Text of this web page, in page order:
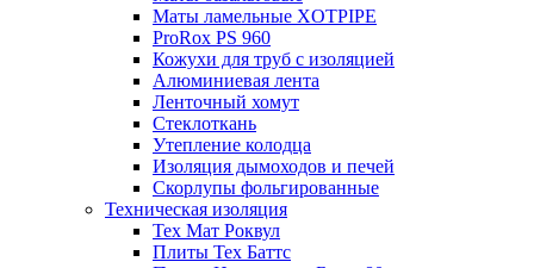
Маты ламельные XOTPIPE
ProRox PS 960
Кожухи для труб с изоляцией
Алюминиевая лента
Ленточный хомут
Стеклоткань
Утепление колодца
Изоляция дымоходов и печей
Скорлупы фольгированные
Техническая изоляция
Тех Мат Роквул
Плиты Тех Баттс